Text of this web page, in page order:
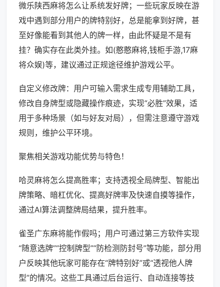
微乐陕西麻将怎么让系统发好牌；一些玩家反映在游
戏中遇到部分用户的牌特别好，总是能拿到好牌，甚
至好像能看到其他人的牌一样，由此怀疑是不是有
挂？确实存在此类外挂。如(憨憨麻将,钱柜手游,17麻
将众娱)等，建议通过正规途径维护游戏公平。
自定义修改牌：用户可输入需求生成专用辅助工具，
修改自身牌型或隐藏操作痕迹，实现“必胜”效果，适
用于多种场景（如与好友对局），但需注意遵守游戏
规则，维护公平环境。
聚焦相关游戏功能优势与特色！
哈灵麻将怎么提高胜率；支持透视全局牌型、智能出
牌策略、暗杠优化、提高好牌率及快速自摸等操作，
通过AI算法调整牌局结果，提升胜率。
雀圣广东麻将能作假吗；用户可通过第三方软件实现
“随意选牌”“控制牌型”“防检测防封号”等功能，部分用
户反映其他玩家可能存在“牌特别好”或“透视他人牌
型”的情况。这些工具通过后台运行、自动连接等技